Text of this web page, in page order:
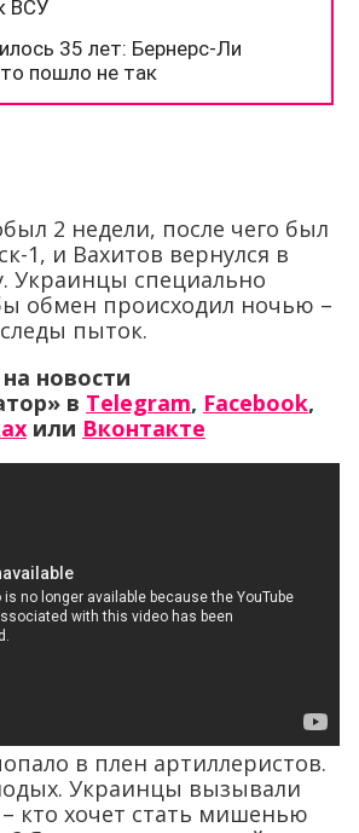
2 недели, после чего был
1, и Вахитов вернулся в
Украинцы специально
обмен происходил ночью –
пыток.
новости
в Telegram, Facebook,
или Вконтакте
в плен артиллеристов.
Украинцы вызывали
кто хочет стать мишенью